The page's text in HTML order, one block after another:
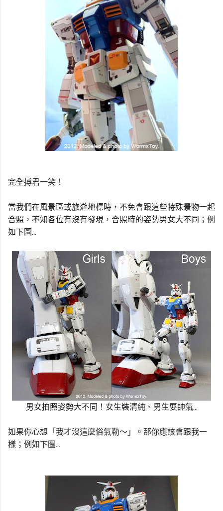
完全搏君一笑！
當我們在風景區或旅遊地標時，不免會跟這些特殊景物一起
合照，不知各位有沒有發現，合照時的姿勢男女大不同；例
如下圖...
男女拍照姿勢大不同！女生裝清純、男生耍帥氣...
如果你心想「我才沒這麼俗氣勒～」。那你應該會跟我一
樣；例如下圖...